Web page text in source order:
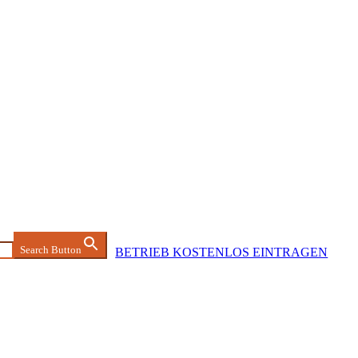
Search Button BETRIEB KOSTENLOS EINTRAGEN